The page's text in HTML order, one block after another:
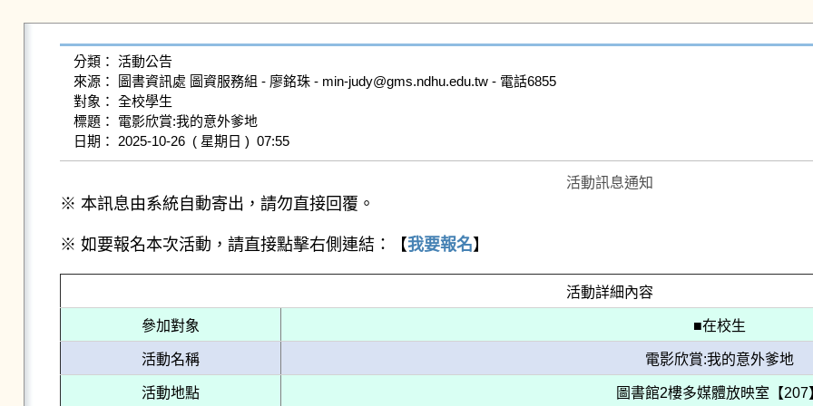
分類： 活動公告
來源： 圖書資訊處 圖資服務組 - 廖銘珠 - min-judy@gms.ndhu.edu.tw - 電話6855
對象： 全校學生
標題： 電影欣賞:我的意外爹地
日期： 2025-10-26  ( 星期日 )  07:55
活動訊息通知
※ 本訊息由系統自動寄出，請勿直接回覆。
※ 如要報名本次活動，請直接點擊右側連結：【我要報名】
活動詳細內容
參加對象 ■在校生
活動名稱 電影欣賞:我的意外爹地
活動地點 圖書館2樓多媒體放映室【207